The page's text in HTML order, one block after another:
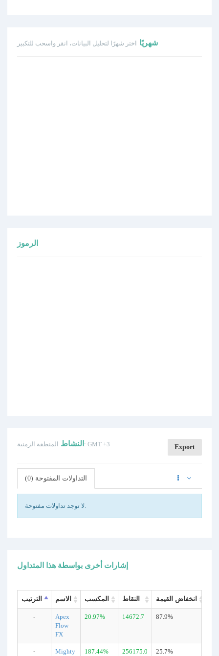
شهريًا اختر شهرًا لتحليل البيانات، انقر واسحب للتكبير
الرموز
النشاط المنطقة الزمنية: GMT +3 Export
التداولات المفتوحة (0)
لا توجد تداولات مفتوحة.
إشارات أخرى بواسطة هذا المتداول
الترتيب الاسم المكسب النقاط انخفاض القيمة
-
Apex
Flow
FX
20.97% 14672.7 87.9%
-
Mighty
187.44% 256175.0 25.7%